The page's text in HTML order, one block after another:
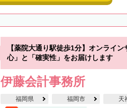
【薬院大通り駅徒歩1分】オンライ
心」と「確実性」をお届けします
伊藤会計事務所
福岡県 福岡市 天